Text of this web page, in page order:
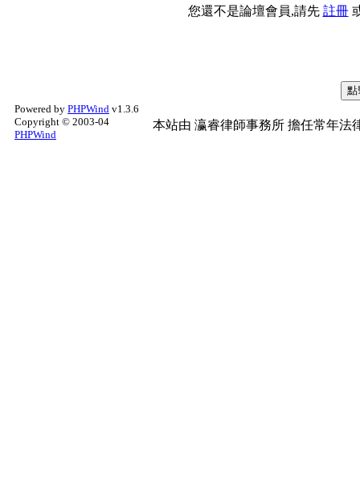
您還不是論壇會員,請先 註冊
Powered by PHPWind v1.3.6
Copyright © 2003-04
PHPWind
本站由 瀛睿律師事務所 擔任常年法